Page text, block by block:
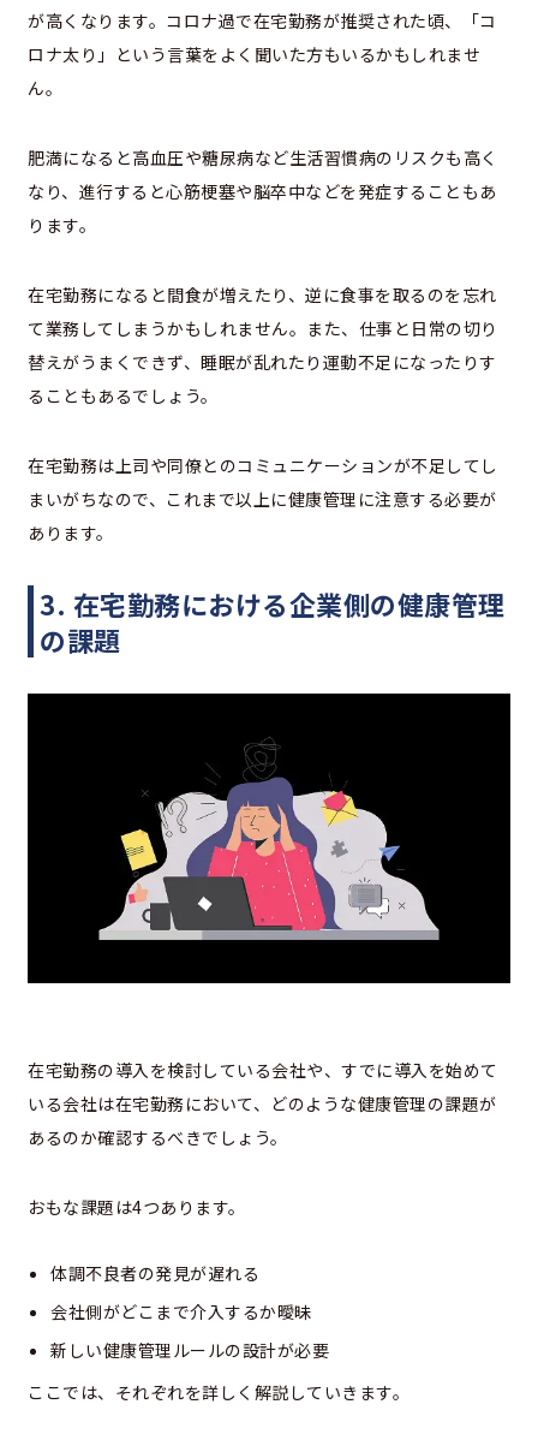
が高くなります。コロナ過で在宅勤務が推奨された頃、「コ
ロナ太り」という言葉をよく聞いた方もいるかもしれませ
ん。
肥満になると高血圧や糖尿病など生活習慣病のリスクも高く
なり、進行すると心筋梗塞や脳卒中などを発症することもあ
ります。
在宅勤務になると間食が増えたり、逆に食事を取るのを忘れ
て業務してしまうかもしれません。また、仕事と日常の切り
替えがうまくできず、睡眠が乱れたり運動不足になったりす
ることもあるでしょう。
在宅勤務は上司や同僚とのコミュニケーションが不足してし
まいがちなので、これまで以上に健康管理に注意する必要が
あります。
3. 在宅勤務における企業側の健康管理
の課題
在宅勤務の導入を検討している会社や、すでに導入を始めて
いる会社は在宅勤務において、どのような健康管理の課題が
あるのか確認するべきでしょう。
おもな課題は4つあります。
体調不良者の発見が遅れる
会社側がどこまで介入するか曖昧
新しい健康管理ルールの設計が必要
ここでは、それぞれを詳しく解説していきます。